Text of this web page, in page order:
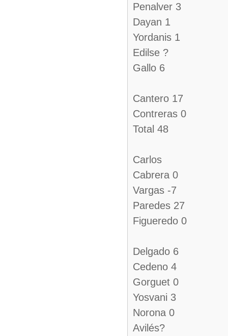
Penalver 3
Dayan 1
Yordanis 1
Edilse ?
Gallo 6
Cantero 17
Contreras 0
Total 48
Carlos
Cabrera 0
Vargas -7
Paredes 27
Figueredo 0
Delgado 6
Cedeno 4
Gorguet 0
Yosvani 3
Norona 0
Avilés?